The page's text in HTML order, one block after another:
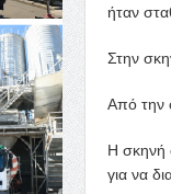
ήταν
Στην
Από την
Η σκηνή
για να